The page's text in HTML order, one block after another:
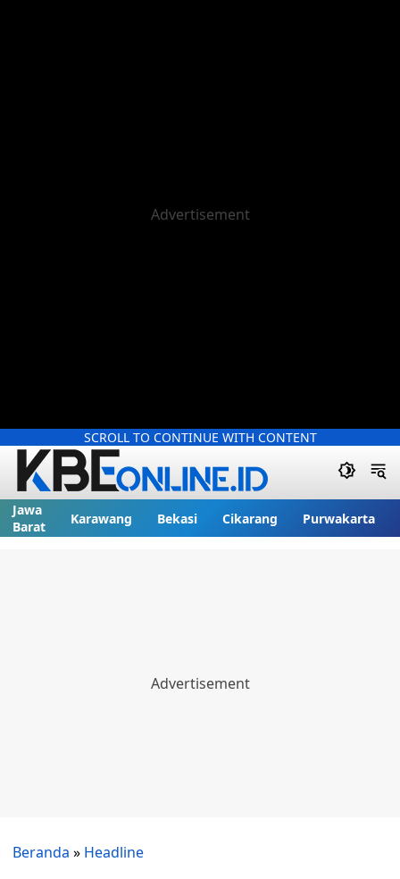
SCROLL TO CONTINUE WITH CONTENT
Jawa
Barat
Karawang Bekasi Cikarang Purwakarta
Beranda » Headline